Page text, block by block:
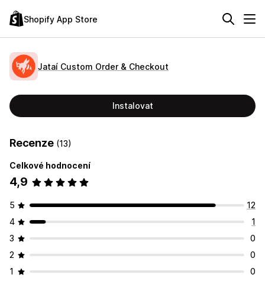
Shopify App Store
Jataí Custom Order & Checkout
Instalovat
Recenze (13)
Celkové hodnocení
4,9
5
12
4
1
3
0
2
0
1
0